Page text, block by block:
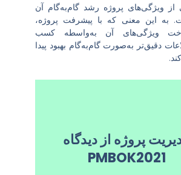
از ویژگی‌های پروژه رشد گام‌به‌گام آن
به این معنی که با پیشرفت پروژه،
ویژگی‌های آن به‌واسطه کسب
دقیق‌تر به‌صورت گام‌به‌گام بهبود پیدا
پروژه از دیدگاه
PMBOK2021
دانش، مهارت، ابزار و
تکنیک در فعالیت های
پروژه به منظور دستیابی